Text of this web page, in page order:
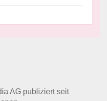
AG publiziert seit